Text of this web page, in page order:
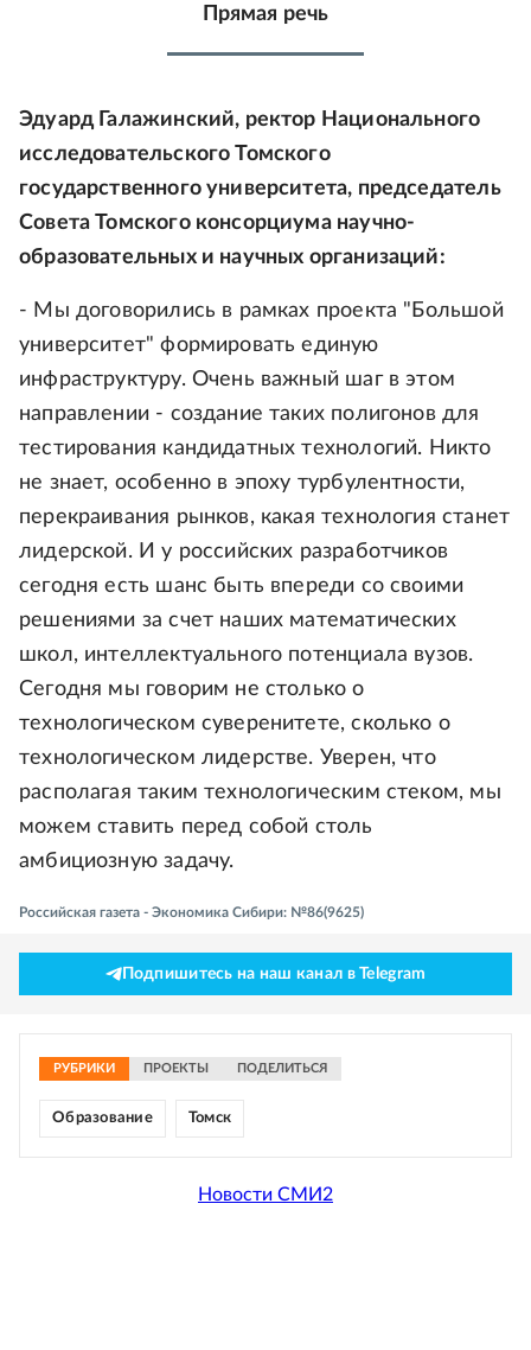
Прямая речь
Эдуард Галажинский, ректор Национального
исследовательского Томского
государственного университета, председатель
Совета Томского консорциума научно-
образовательных и научных организаций:
- Мы договорились в рамках проекта "Большой
университет" формировать единую
инфраструктуру. Очень важный шаг в этом
направлении - создание таких полигонов для
тестирования кандидатных технологий. Никто
не знает, особенно в эпоху турбулентности,
перекраивания рынков, какая технология станет
лидерской. И у российских разработчиков
сегодня есть шанс быть впереди со своими
решениями за счет наших математических
школ, интеллектуального потенциала вузов.
Сегодня мы говорим не столько о
технологическом суверенитете, сколько о
технологическом лидерстве. Уверен, что
располагая таким технологическим стеком, мы
можем ставить перед собой столь
амбициозную задачу.
Российская газета - Экономика Сибири: №86(9625)
Подпишитесь на наш канал в Telegram
РУБРИКИ ПРОЕКТЫ ПОДЕЛИТЬСЯ
Образование Томск
Новости СМИ2